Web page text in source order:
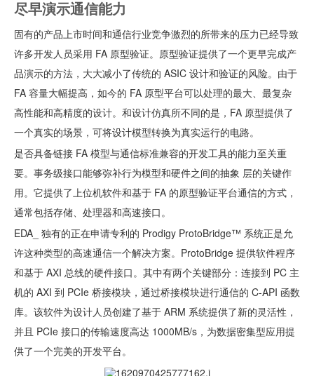
尽早演示通信能力
固有的产品上市时间和通信行业竞争激烈的所带来的压力已经导致
许多开发人员采用 FA 原型验证。原型验证提供了一个更早完成产
品演示的方法，大大减小了传统的 ASIC 设计和验证的风险。由于
FA 容量大幅提高，如今的 FA 原型平台可以处理的最大、最复杂
高性能和高精度的设计。和设计仿真所不同的是，FA 原型提供了
一个真实的场景，可将设计模型转换为真实运行的电路。
是否具备链接 FA 模型与通信标准兼容的开发工具的能力至关重
要。事务级接口能够弥补行为模型和硬件之间的抽象 层的关键作
用。它提供了上位机软件和基于 FA 的原型验证平台通信的方式，
通常包括存储、处理器和高速接口。
EDA_ 独有的正在申请专利的 Prodigy ProtoBridge™ 系统正是允
许这种类型的高速通信一个解决方案。ProtoBridge 提供软件程序
和基于 AXI 总线的硬件接口。其中有两个关键部分：连接到 PC 主
机的 AXI 到 PCIe 桥接模块，通过桥接模块进行通信的 C-API 函数
库。该软件为设计人员创建了基于 ARM 系统提供了新的灵活性，
并且 PCIe 接口的传输速度高达 1000MB/s，为数据密集型应用提
供了一个完美的开发平台。